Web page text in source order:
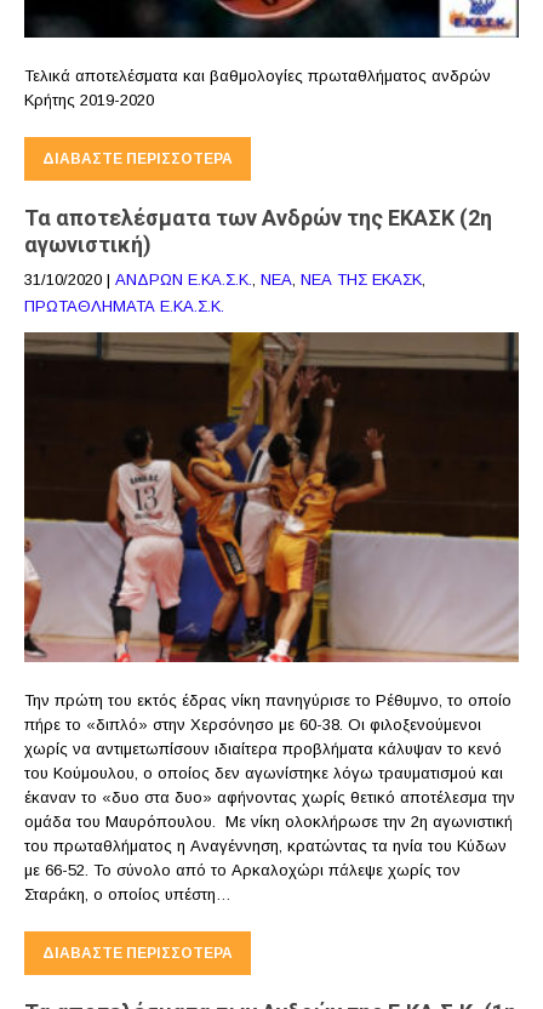
Τελικά αποτελέσματα και βαθμολογίες πρωταθλήματος ανδρών
Κρήτης 2019-2020
ΔΙΑΒΆΣΤΕ ΠΕΡΙΣΣΌΤΕΡΑ
Τα αποτελέσματα των Ανδρών της ΕΚΑΣΚ (2η
αγωνιστική)
31/10/2020 | ΑΝΔΡΩΝ Ε.ΚΑ.Σ.Κ., ΝΕΑ, ΝΕΑ ΤΗΣ ΕΚΑΣΚ,
ΠΡΩΤΑΘΛΗΜΑΤΑ Ε.ΚΑ.Σ.Κ.
Την πρώτη του εκτός έδρας νίκη πανηγύρισε το Ρέθυμνο, το οποίο
πήρε το «διπλό» στην Χερσόνησο με 60-38. Οι φιλοξενούμενοι
χωρίς να αντιμετωπίσουν ιδιαίτερα προβλήματα κάλυψαν το κενό
του Κούμουλου, ο οποίος δεν αγωνίστηκε λόγω τραυματισμού και
έκαναν το «δυο στα δυο» αφήνοντας χωρίς θετικό αποτέλεσμα την
ομάδα του Μαυρόπουλου. Με νίκη ολοκλήρωσε την 2η αγωνιστική
του πρωταθλήματος η Αναγέννηση, κρατώντας τα ηνία του Κύδων
με 66-52. Το σύνολο από το Αρκαλοχώρι πάλεψε χωρίς τον
Σταράκη, ο οποίος υπέστη…
ΔΙΑΒΆΣΤΕ ΠΕΡΙΣΣΌΤΕΡΑ